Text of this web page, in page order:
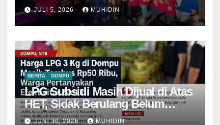
JULI 5, 2026 MUHIDIN
BERITA DOMPU
LPG Subsidi Masih Dijual di Atas
HET, Sidak Berulang Belum
Mampu Menekan Harga
JUNI 30, 2026 MUHIDIN